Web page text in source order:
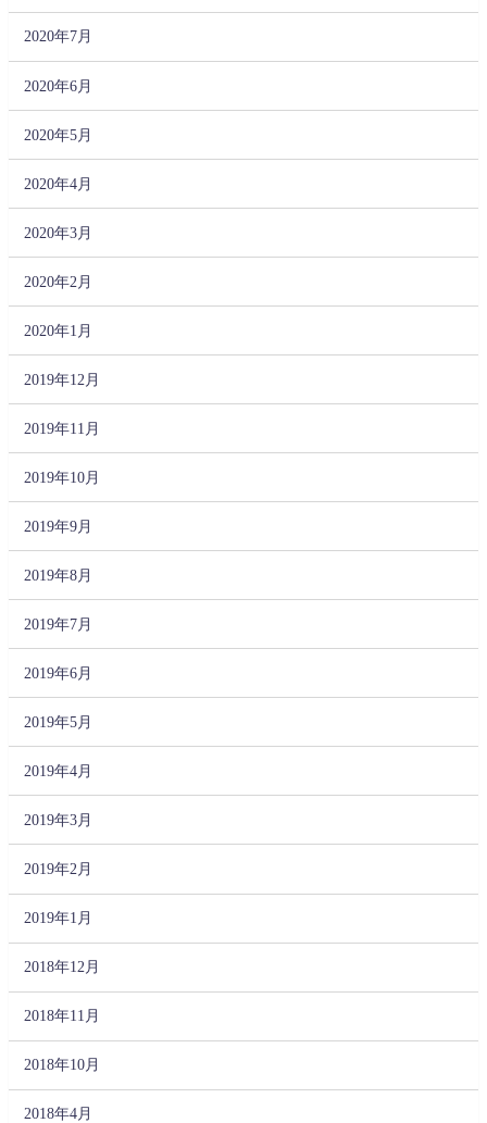
2020年7月
2020年6月
2020年5月
2020年4月
2020年3月
2020年2月
2020年1月
2019年12月
2019年11月
2019年10月
2019年9月
2019年8月
2019年7月
2019年6月
2019年5月
2019年4月
2019年3月
2019年2月
2019年1月
2018年12月
2018年11月
2018年10月
2018年4月